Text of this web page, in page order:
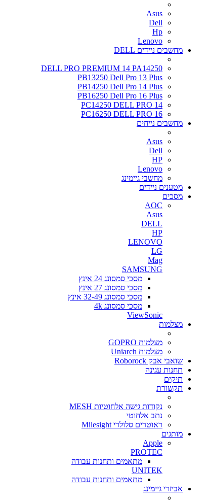
Asus
Dell
Hp
Lenovo
מחשבים ניידים DELL
DELL PRO PREMIUM 14 PA14250
PB13250 Dell Pro 13 Plus
PB14250 Dell Pro 14 Plus
PB16250 Dell Pro 16 Plus
PC14250 DELL PRO 14
PC16250 DELL PRO 16
מחשבים נייחים
Asus
Dell
HP
Lenovo
מחשבי גיימינג
מטענים ניידים
מסכים
AOC
Asus
DELL
HP
LENOVO
LG
Mag
SAMSUNG
מסכי סמסונג 24 אינץ
מסכי סמסונג 27 אינץ
מסכי סמסונג 32-49 אינץ
מסכי סמסונג 4k
ViewSonic
מצלמות
מצלמות GOPRO
מצלמות Uniarch
שואבי אבק Roborock
תחנות עגינה
תיקים
תקשורת
נקודות גישה אלחוטיות MESH
נתב אלחוטי
ראוטרים סלולרי Milesight
מותגים
Apple
PROTEC
מתאמים ותחנות עבודה
UNITEK
מתאמים ותחנות עבודה
אביזרי גיימינג